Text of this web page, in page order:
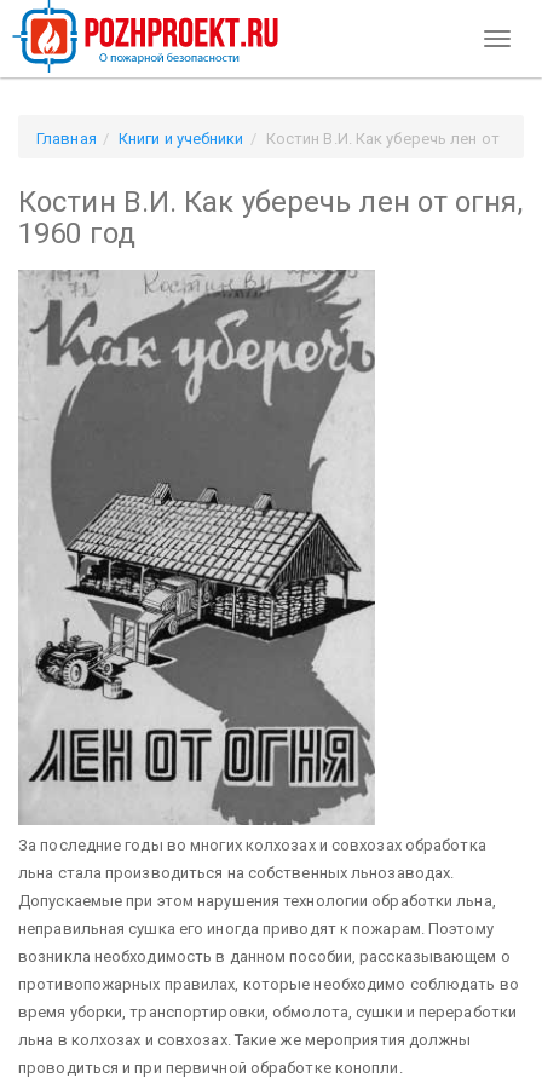
Главная Книги и учебники
Костин В.И. Как уберечь лен от
Костин В.И. Как уберечь лен от огня,
1960 год
За последние годы во многих колхозах и совхозах обработка
льна стала производиться на собственных льнозаводах.
Допускаемые при этом нарушения технологии обработки льна,
неправильная сушка его иногда приводят к пожарам. Поэтому
возникла необходимость в данном пособии, рассказывающем о
противопожарных правилах, которые необходимо соблюдать во
время уборки, транспортировки, обмолота, сушки и переработки
льна в колхозах и совхозах. Такие же мероприятия должны
проводиться и при первичной обработке конопли.